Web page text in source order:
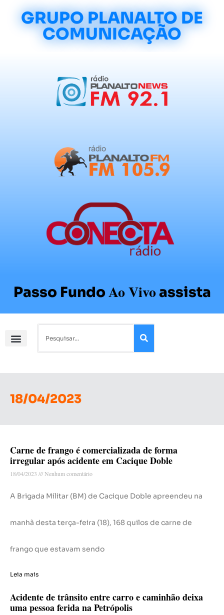
GRUPO PLANALTO DE
COMUNICAÇÃO
Passo FundoAo Vivoassista
18/04/2023
Carne de frango é comercializada de forma
irregular após acidente em Cacique Doble
18/04/2023 Nenhum comentário
A Brigada Militar (BM) de Cacique Doble apreendeu na
manhã desta terça-feira (18), 168 quilos de carne de
frango que estavam sendo
Leia mais
Acidente de trânsito entre carro e caminhão deixa
uma pessoa ferida na Petrópolis